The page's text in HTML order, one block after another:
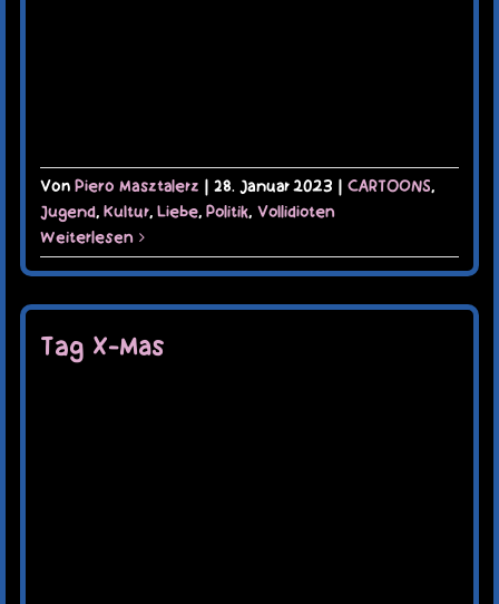
Von Piero Masztalerz | 28. Januar 2023 | CARTOONS,
Jugend, Kultur, Liebe, Politik, Vollidioten
Weiterlesen
Tag X-Mas